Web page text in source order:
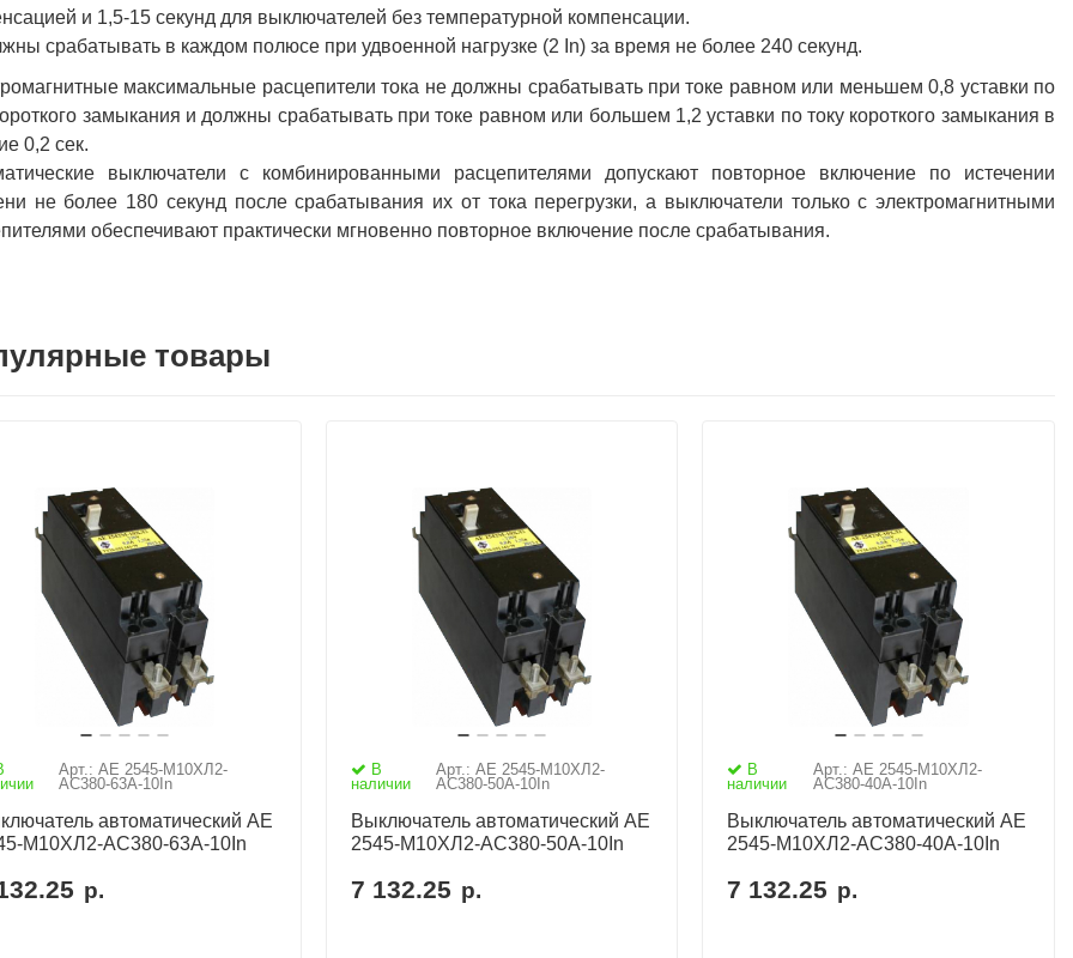
и 1,5-15 секунд для выключателей без температурной компенсации.
срабатывать в каждом полюсе при удвоенной нагрузке (2 In) за время не более 240 секунд.
максимальные расцепители тока не должны срабатывать при токе равном или меньшем 0,8 уставки по
замыкания и должны срабатывать при токе равном или большем 1,2 уставки по току короткого замыкания в
0,2 сек.
выключатели с комбинированными расцепителями допускают повторное включение по истечении
не более 180 секунд после срабатывания их от тока перегрузки, а выключатели только с электромагнитными
обеспечивают практически мгновенно повторное включение после срабатывания.
товары
Арт.: АЕ 2545-М10ХЛ2-
AC380-63А-10In
автоматический АЕ
М10ХЛ2-AC380-63А-10In
р.
В
наличии
Арт.: АЕ 2545-М10ХЛ2-
AC380-50А-10In
Выключатель автоматический АЕ
2545-М10ХЛ2-AC380-50А-10In
7 132.25 р.
В
наличии
Арт.: АЕ 2545-М10ХЛ2-
AC380-40А-10In
Выключатель автоматический АЕ
2545-М10ХЛ2-AC380-40А-10In
7 132.25 р.